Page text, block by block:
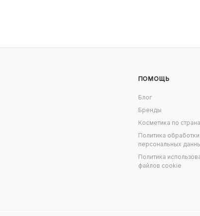
ПОМОЩЬ
Блог
Бренды
Косметика по
Политика обработки
персональных
Политика
файлов cookie